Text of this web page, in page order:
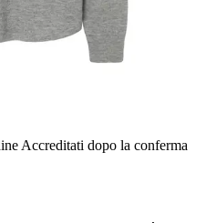
Accreditati dopo la conferma